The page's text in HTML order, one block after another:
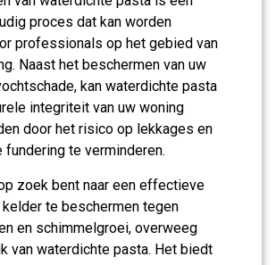
proces dat kan worden
professionals op het gebied van
Naast het beschermen van uw
kan waterdichte pasta
integriteit van uw woning
door het risico op lekkages en
fundering te verminderen.
zoek bent naar een effectieve
te beschermen tegen
en schimmelgroei, overweeg
van waterdichte pasta. Het biedt